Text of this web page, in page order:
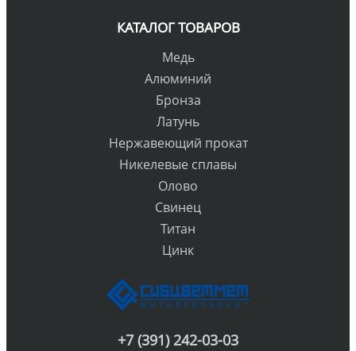
КАТАЛОГ ТОВАРОВ
Медь
Алюминий
Бронза
Латунь
Нержавеющий прокат
Никелевые сплавы
Олово
Свинец
Титан
Цинк
+7 (391) 242-03-03